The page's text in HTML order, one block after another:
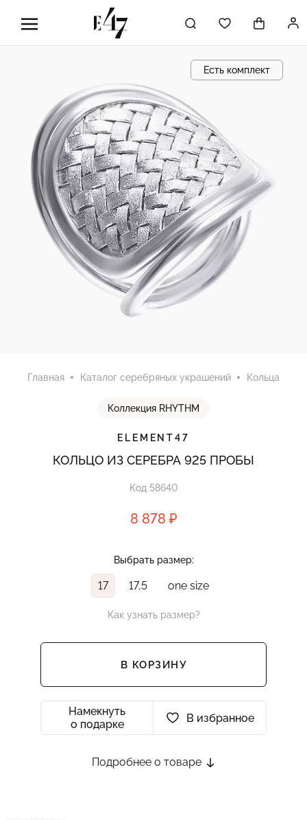
Есть комплект
Главная Каталог серебряных украшений Кольца
Коллекция RHYTHM
ELEMENT47
КОЛЬЦО ИЗ СЕРЕБРА 925 ПРОБЫ
Код 58640
8 878 ₽
Выбрать размер:
17 17,5 one size
Как узнать размер?
В КОРЗИНУ
Намекнуть
о подарке
В избранное
Подробнее о товаре